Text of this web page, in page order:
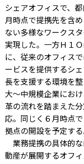
シェアオフィスで、
月時点で提携先を含
ない多様なワークス
実現した。一方Ｈ１
に、従来のオフィス
ービスを提供するシ
長を支援する環境を
大～中規模企業にお
革の流れを踏まえた
応。同じく６月時点
拠点の開設を予定する
業務提携の具体的
動産が展開するオフ